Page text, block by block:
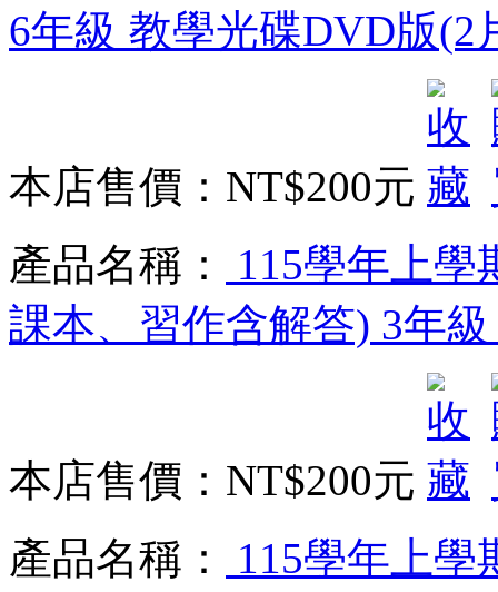
6年級 教學光碟DVD版(2
本店售價： NT$200元
產品名稱：
115學年上學
課本、習作含解答) 3年
本店售價： NT$200元
產品名稱：
115學年上學